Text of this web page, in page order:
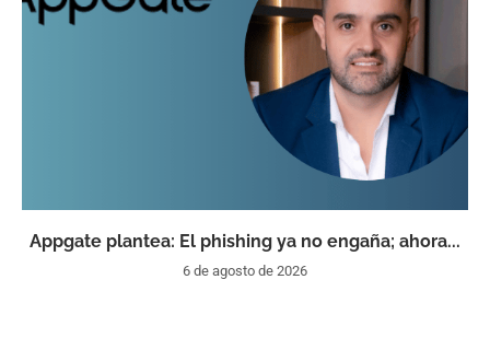
Appgate plantea: El phishing ya no engaña; ahora...
6 de agosto de 2026